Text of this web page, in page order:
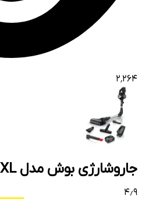
۲٬۲۶۴
جاروشارژی بوش مدل BOSCH BCS711XXL
۴٫۹